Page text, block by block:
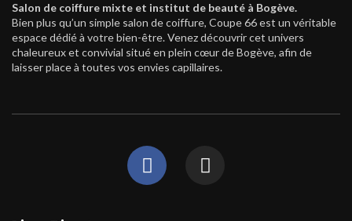
Salon de coiffure mixte et institut de beauté à Bogève.
Bien plus qu’un simple salon de coiffure, Coupe 66 est un véritable
espace dédié à votre bien-être. Venez découvrir cet univers
chaleureux et convivial situé en plein cœur de Bogève, afin de
laisser place à toutes vos envies capillaires.